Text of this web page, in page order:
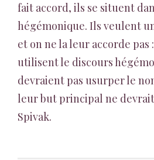
fait accord, ils se situent
hégémonique. Ils veulent
et on ne la leur accorde pas
utilisent le discours
devraient pas usurper le
leur but principal ne
Spivak.